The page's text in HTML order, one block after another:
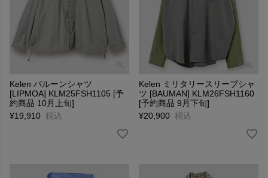
Kelen バルーンシャツ
[LIPMOA] KLM25FSH1105 [予
約商品 10月上旬]
¥19,910 税込
Kelen ミリタリースリーブシャ
ツ [BAUMAN] KLM26FSH1160
[予約商品 9月下旬]
¥20,900 税込